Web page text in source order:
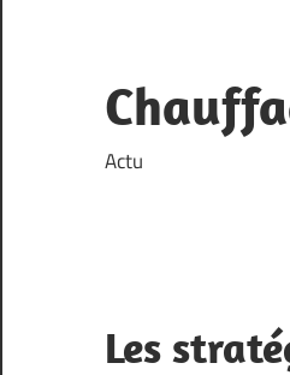
content
Actu
Les